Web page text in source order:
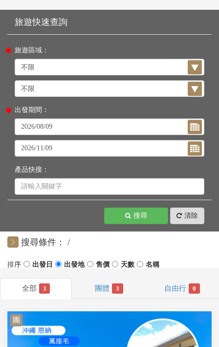
旅遊區域：
出發期間：
產品快搜：
搜尋 清除
搜尋條件：
3 3 0
團